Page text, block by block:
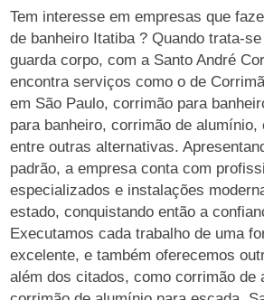
Tem interesse em empresas que
de banheiro Itatiba ? Quando trata-
guarda corpo, com a Santo André
encontra serviços como o de
em São Paulo, corrimão para
para banheiro, corrimão de alumínio,
entre outras alternativas.
padrão, a empresa conta com
especializados e instalações
estado, conquistando então a
Executamos cada trabalho de uma
excelente, e também oferecemos
além dos citados, como corrimão de